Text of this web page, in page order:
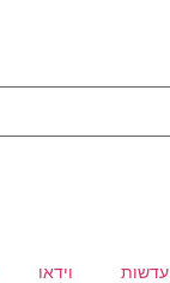
עדשות וידאו